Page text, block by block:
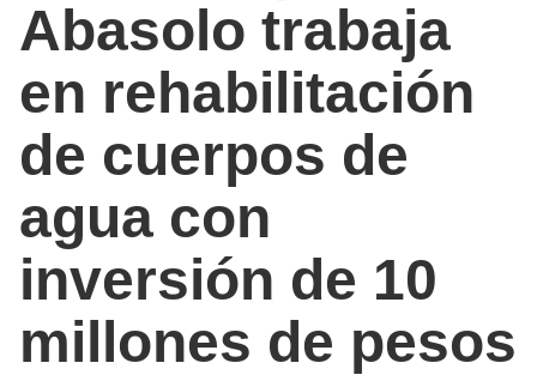
Abasolo trabaja
en rehabilitación
de cuerpos de
agua con
inversión de 10
millones de pesos